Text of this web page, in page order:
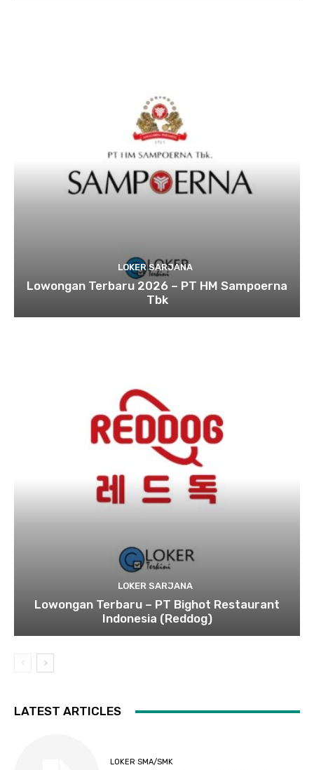
LOKER SARJANA
Lowongan Terbaru 2026 – PT HM Sampoerna
Tbk
LOKER SARJANA
Lowongan Terbaru – PT Bighot Restaurant
Indonesia (Reddog)
LATEST ARTICLES
LOKER SMA/SMK